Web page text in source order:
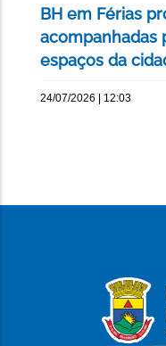
BH em Férias
acompanhadas
espaços da
24/07/2026 | 12:03